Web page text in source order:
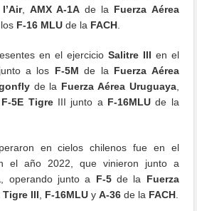
,AMX A-1A de la Fuerza Aérea
F-16 MLU de la FACH
en el ejercicio Salitre III en el
a los F-5M de la Fuerza Aérea
de la Fuerza Aérea Uruguaya,
F-5E TigreIII junto a F-16MLUde la
en cielos chilenos fue en el
el año 2022, que vinieron junto a
, operando junto a F-5de la Fuerza
Tigre III F-16MLU yA-36 de la FACH